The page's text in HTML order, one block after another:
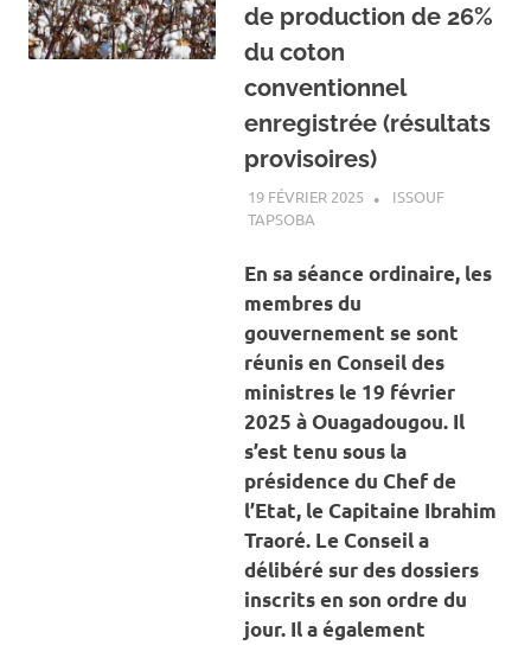
de production de 26%
du coton
conventionnel
enregistrée (résultats
provisoires)
19 FÉVRIER 2025
ISSOUF
TAPSOBA
En sa séance ordinaire, les
membres du
gouvernement se sont
réunis en Conseil des
ministres le 19 février
2025 à Ouagadougou. Il
s’est tenu sous la
présidence du Chef de
l’Etat, le Capitaine Ibrahim
Traoré. Le Conseil a
délibéré sur des dossiers
inscrits en son ordre du
jour. Il a également